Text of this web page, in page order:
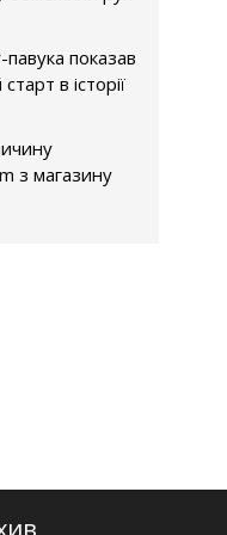
показав
в історії
з магазину